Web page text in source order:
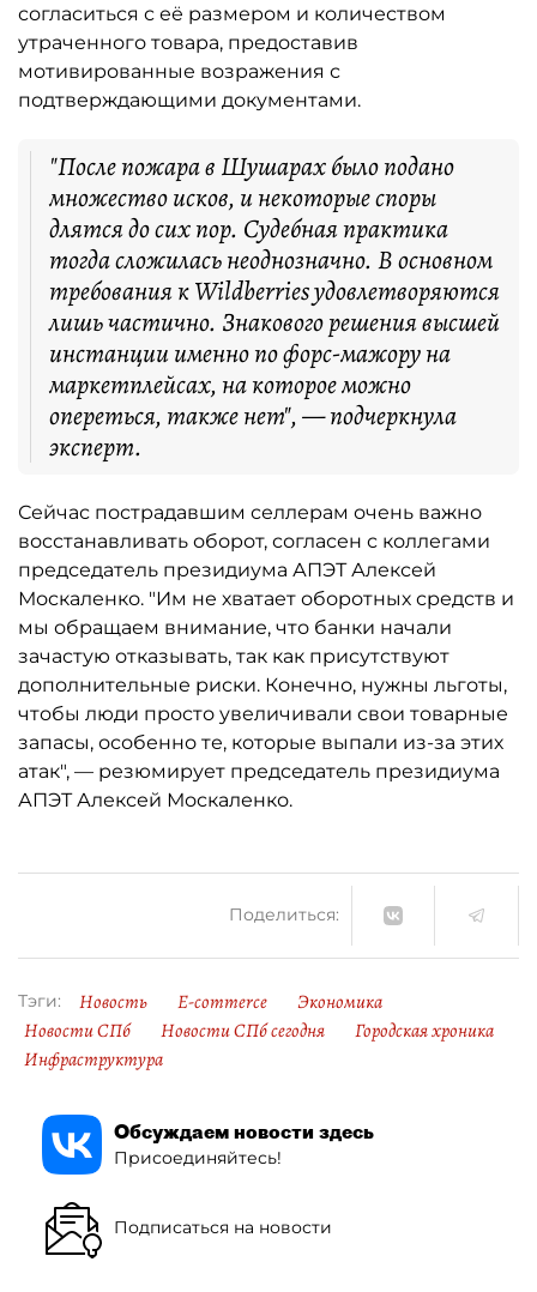
согласиться с её размером и количеством
утраченного товара, предоставив
мотивированные возражения с
подтверждающими документами.
"После пожара в Шушарах было подано
множество исков, и некоторые споры
длятся до сих пор. Судебная практика
тогда сложилась неоднозначно. В основном
требования к Wildberries удовлетворяются
лишь частично. Знакового решения высшей
инстанции именно по форс-мажору на
маркетплейсах, на которое можно
опереться, также нет", — подчеркнула
эксперт.
Сейчас пострадавшим селлерам очень важно
восстанавливать оборот, согласен с коллегами
председатель президиума АПЭТ Алексей
Москаленко. "Им не хватает оборотных средств и
мы обращаем внимание, что банки начали
зачастую отказывать, так как присутствуют
дополнительные риски. Конечно, нужны льготы,
чтобы люди просто увеличивали свои товарные
запасы, особенно те, которые выпали из-за этих
атак", — резюмирует председатель президиума
АПЭТ Алексей Москаленко.
Поделиться:
Тэги: Новость E-commerce
Экономика
Новости СПб
Новости СПб сегодня
Городская хроника
Инфраструктура
Обсуждаем новости здесь
Присоединяйтесь!
Подписаться на новости